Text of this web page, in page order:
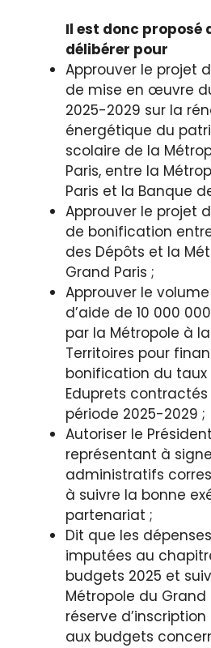
Il est donc proposé
délibérer pour
Approuver le projet
de mise en œuvre
2025-2029 sur la
énergétique du
scolaire de la
Paris, entre la
Paris et la Banque
Approuver le projet
de bonification
des Dépôts et la
Grand Paris ;
Approuver le
d’aide de 10 000
par la Métropole à
Territoires pour
bonification du taux
Eduprets contractés
période 2025-2029 ;
Autoriser le
représentant à
administratifs
à suivre la bonne
partenariat ;
Dit que les
imputées au
budgets 2025 et
Métropole du Grand
réserve
aux budgets